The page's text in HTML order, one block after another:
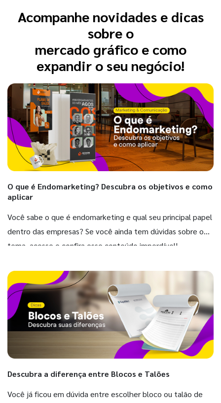
Acompanhe novidades e dicas
sobre o
mercado gráfico e como
expandir o seu negócio!
O que é Endomarketing? Descubra os objetivos e como
aplicar
Você sabe o que é endomarketing e qual seu principal papel
dentro das empresas? Se você ainda tem dúvidas sobre o
tema, acesse e confira esse conteúdo imperdível!
Descubra a diferença entre Blocos e Talões
Você já ficou em dúvida entre escolher bloco ou talão de